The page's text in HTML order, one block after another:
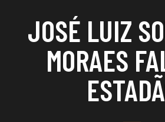
JOSÉ LUIZ
MORAES